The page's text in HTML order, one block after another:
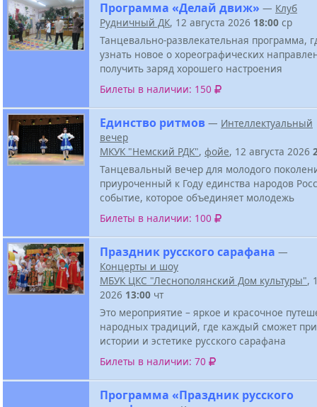
Программа «Делай движ» — Клуб
Рудничный ДК, 12 августа 2026 18:00 ср
Танцевально-развлекательная программа,
узнать новое о хореографических
получить заряд хорошего настроения
Билеты в наличии: 150
Единство ритмов — Интеллектуальный
вечер
МКУК "Немский РДК", фойе, 12 августа 2026
Танцевальный вечер для молодого
приуроченный к Году единства народов
событие, которое объединяет молодежь
Билеты в наличии: 100
Праздник русского сарафана —
Концерты и шоу
МБУК ЦКС "Леснополянский Дом культуры",
2026 13:00 чт
Это мероприятие – яркое и красочное
народных традиций, где каждый сможет
истории и эстетике русского сарафана
Билеты в наличии: 70
Программа «Праздник русского